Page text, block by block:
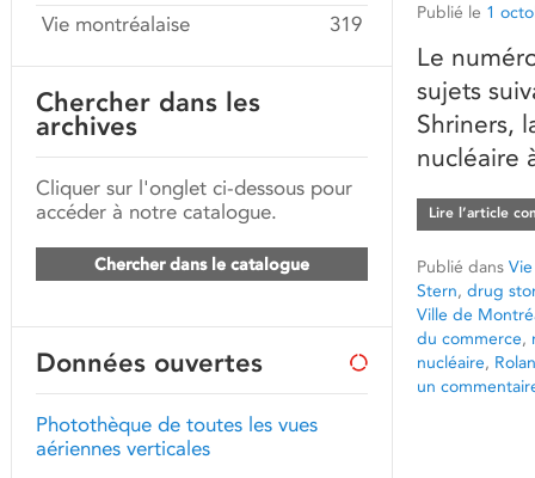
Publié le 1
Le
sujets
Shriners,
nucléaire
Lire l’article
Publié dans
Stern, drug
Ville de
du commerce,
nucléaire,
un
Vie montréalaise
319
Chercher dans les
archives
Cliquer sur l'onglet ci-dessous pour
accéder à notre catalogue.
Chercher dans le catalogue
Données ouvertes
Photothèque de toutes les vues
aériennes verticales